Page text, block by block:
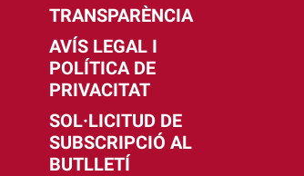
TRANSPARÈNCIA
AVÍS LEGAL I
POLÍTICA DE
PRIVACITAT
SOL·LICITUD DE
SUBSCRIPCIÓ AL
BUTLLETÍ